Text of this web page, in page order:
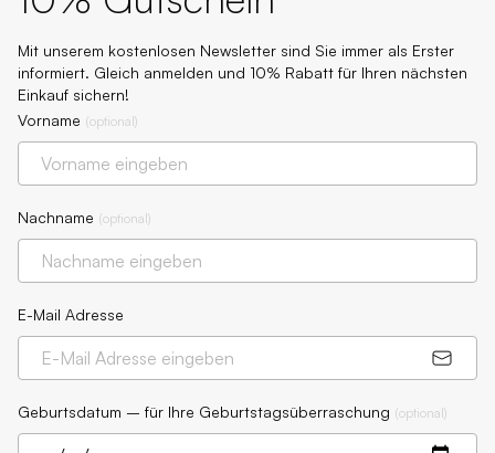
Mit unserem kostenlosen Newsletter sind Sie immer als Erster
informiert. Gleich anmelden und 10% Rabatt für Ihren nächsten
Einkauf sichern!
Vorname (optional)
Nachname (optional)
E-Mail Adresse
Geburtsdatum – für Ihre Geburtstagsüberraschung (optional)